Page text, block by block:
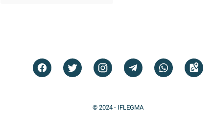
© 2024 - IFLEGMA